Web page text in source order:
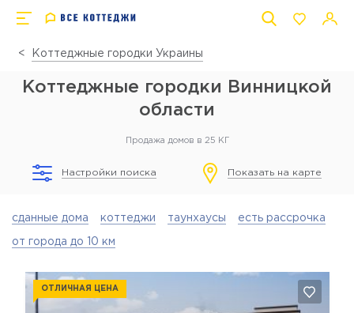
Коттеджные городки Украины
Коттеджные городки Винницкой
области
Продажа домов в 25 КГ
Настройки поиска Показать на карте
сданные дома коттеджи таунхаусы есть рассрочка
от города до 10 км
ОТЛИЧНАЯ ЦЕНА